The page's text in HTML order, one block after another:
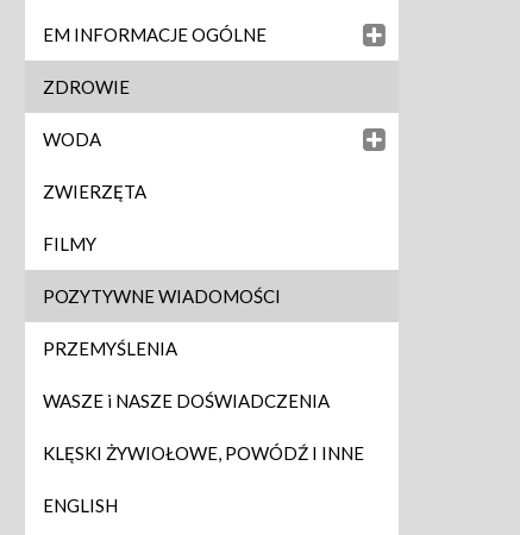
EM INFORMACJE OGÓLNE
ZDROWIE
WODA
ZWIERZĘTA
FILMY
POZYTYWNE WIADOMOŚCI
PRZEMYŚLENIA
WASZE i NASZE DOŚWIADCZENIA
KLĘSKI ŻYWIOŁOWE, POWÓDŹ I INNE
ENGLISH